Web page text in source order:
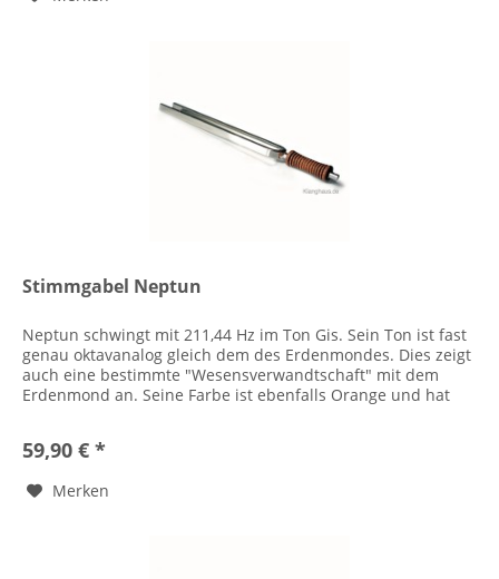
Stimmgabel Neptun
Neptun schwingt mit 211,44 Hz im Ton Gis. Sein Ton ist fast
genau oktavanalog gleich dem des Erdenmondes. Dies zeigt
auch eine bestimmte "Wesensverwandtschaft" mit dem
Erdenmond an. Seine Farbe ist ebenfalls Orange und hat
59,90 € *
Merken